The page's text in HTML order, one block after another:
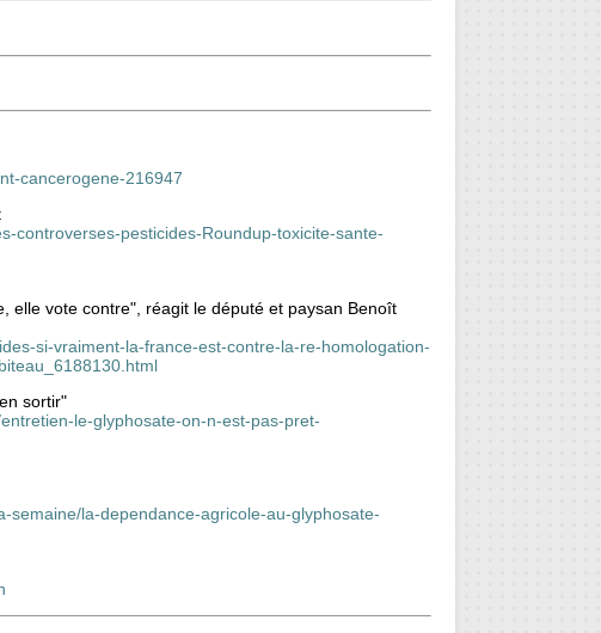
cancerogene-216947
controverses-pesticides-Roundup-toxicite-sante-
elle vote contre", réagit le député et paysan Benoît
si-vraiment-la-france-est-contre-la-re-homologation-
sortir"
le-glyphosate-on-n-est-pas-pret-
semaine/la-dependance-agricole-au-glyphosate-